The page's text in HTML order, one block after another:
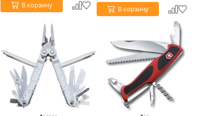
В корзину
В корзину